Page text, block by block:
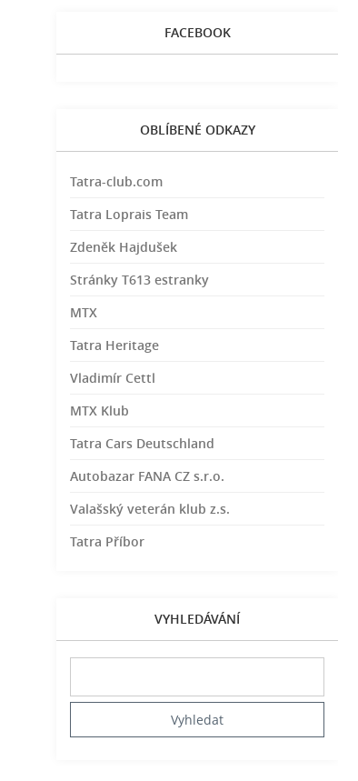
FACEBOOK
OBLÍBENÉ ODKAZY
Tatra-club.com
Tatra Loprais Team
Zdeněk Hajdušek
Stránky T613 estranky
MTX
Tatra Heritage
Vladimír Cettl
MTX Klub
Tatra Cars Deutschland
Autobazar FANA CZ s.r.o.
Valašský veterán klub z.s.
Tatra Příbor
VYHLEDÁVÁNÍ